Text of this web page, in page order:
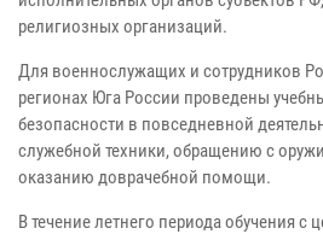
религиозных организаций.
Для военнослужащих и сотрудников
регионах Юга России проведены
безопасности в повседневной
служебной техники, обращению с
оказанию доврачебной помощи.
В течение летнего периода обучения с